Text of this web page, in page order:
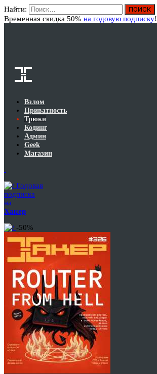
Найти:
Временная скидка 50% на годовую подписку!
Взлом
Приватность
Трюки
Кодинг
Админ
Geek
Магазин
Годовая
подписка
на
Хакер
-50%